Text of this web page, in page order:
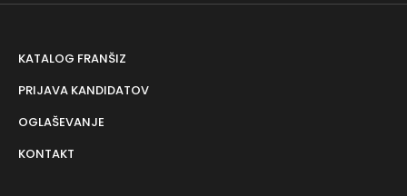
KATALOG FRANŠIZ
PRIJAVA KANDIDATOV
OGLAŠEVANJE
KONTAKT